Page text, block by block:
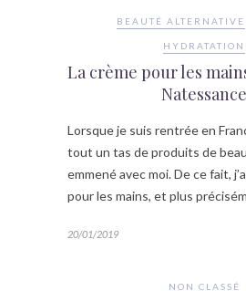
BEAUTÉ ALTERNATIVE
HYDRATATION
La crème pour les
Natessance
Lorsque je suis rentrée en
tout un tas de produits de
emmené avec moi. De ce fait,
pour les mains, et plus
20/01/2019
NON CLASSÉ